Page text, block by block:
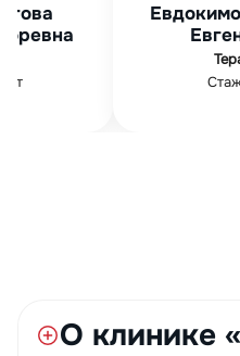
Стаж
О клинике